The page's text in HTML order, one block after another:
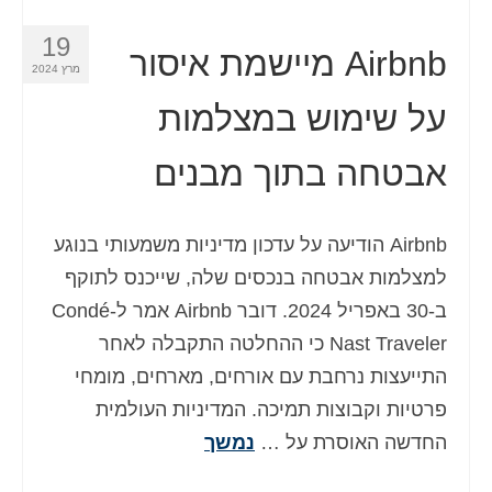
19
מרץ 2024
Airbnb מיישמת איסור
על שימוש במצלמות
אבטחה בתוך מבנים
Airbnb הודיעה על עדכון מדיניות משמעותי בנוגע
למצלמות אבטחה בנכסים שלה, שייכנס לתוקף
ב-30 באפריל 2024. דובר Airbnb אמר ל-Condé
Nast Traveler כי ההחלטה התקבלה לאחר
התייעצות נרחבת עם אורחים, מארחים, מומחי
פרטיות וקבוצות תמיכה. המדיניות העולמית
החדשה האוסרת על … נמשך